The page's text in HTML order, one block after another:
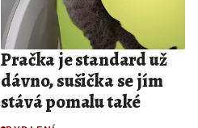
Pračka je standard už
dávno, sušička se jím
stává pomalu také